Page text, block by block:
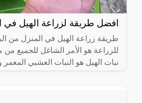
افضل طريقة لزراعة الهيل في
طريقة زراعة الهيل في المنزل من
للزراعة هو الأمر الشاغل للجميع من
نبات الهيل هو النبات العشبي